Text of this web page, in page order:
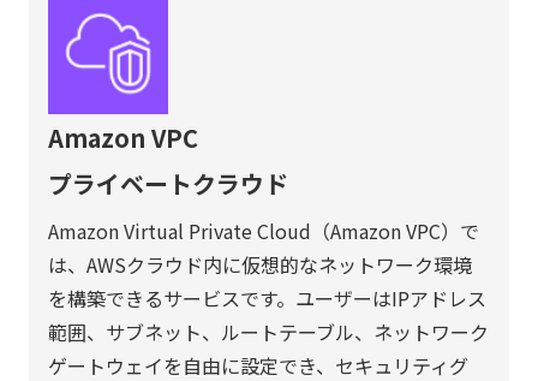
Amazon VPC
プライベートクラウド
Amazon Virtual Private Cloud（Amazon VPC）で
は、AWSクラウド内に仮想的なネットワーク環境
を構築できるサービスです。ユーザーはIPアドレス
範囲、サブネット、ルートテーブル、ネットワーク
ゲートウェイを自由に設定でき、セキュリティグ